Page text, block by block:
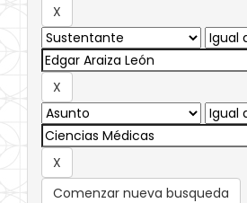
Comenzar nueva busqueda